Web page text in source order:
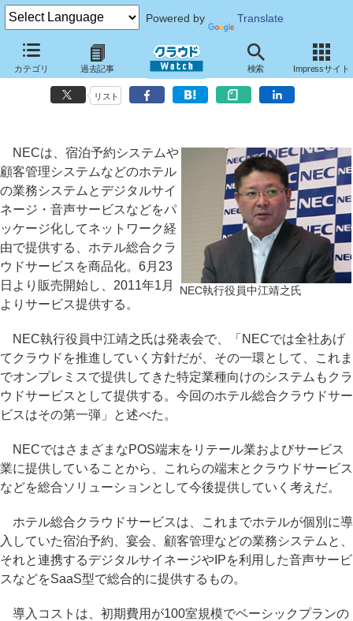
Powered by Translate
カテゴリ 過去記事 検索 Impressサイト
NEC、PBXやデジタルサイネージも連携可能なホテル総合クラウドサ
ービス
リスト
NEC執行役員中江靖之氏
NECは、宿泊予約システムや
顧客管理システムなどのホテル
の業務システムとデジタルサイ
ネージ・音声サービスなどをパ
ッケージ化してネットワーク経
由で提供する、ホテル総合クラ
ウドサービスを商品化。6月23
日より販売開始し、2011年1月
よりサービス提供する。
NEC執行役員中江靖之氏は発表会で、「NECでは全社あげ
てクラウドを推進していく方針だが、その一環として、これま
でオンプレミスで提供してきた特定業種向けのシステムもクラ
ウドサービスとして提供する。今回のホテル総合クラウドサー
ビスはその第一弾」と述べた。
NECではさまざまなPOS端末をリテール業およびサービス
業に提供していることから、これらの端末とクラウドサービス
などを総合ソリューションとして今後提供していく考えだ。
ホテル総合クラウドサービスは、これまでホテルが個別に導
入していた宿泊予約、宴会、顧客管理などの業務システムと、
それと連携するデジタルサイネージやIPを利用した音声サービ
スなどをSaaS型で総合的に提供するもの。
導入コストは、初期費用が100室規模でベーシックプランの